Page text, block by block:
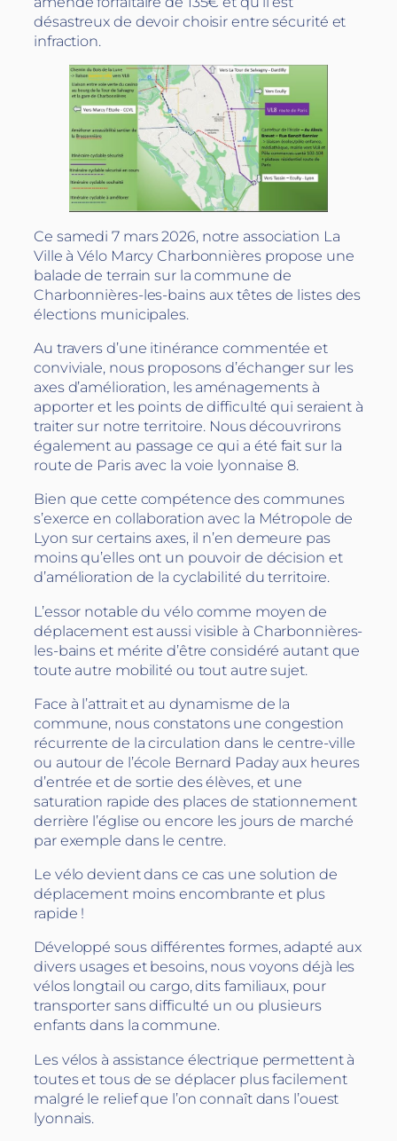
désastreux de devoir choisir entre sécurité et
infraction.
Ce samedi 7 mars 2026, notre association La
Ville à Vélo Marcy Charbonnières propose une
balade de terrain sur la commune de
Charbonnières-les-bains aux têtes de listes des
élections municipales.
Au travers d’une itinérance commentée et
conviviale, nous proposons d’échanger sur les
axes d’amélioration, les aménagements à
apporter et les points de difficulté qui seraient à
traiter sur notre territoire. Nous découvrirons
également au passage ce qui a été fait sur la
route de Paris avec la voie lyonnaise 8.
Bien que cette compétence des communes
s’exerce en collaboration avec la Métropole de
Lyon sur certains axes, il n’en demeure pas
moins qu’elles ont un pouvoir de décision et
d’amélioration de la cyclabilité du territoire.
L’essor notable du vélo comme moyen de
déplacement est aussi visible à Charbonnières-
les-bains et mérite d’être considéré autant que
toute autre mobilité ou tout autre sujet.
Face à l’attrait et au dynamisme de la
commune, nous constatons une congestion
récurrente de la circulation dans le centre-ville
ou autour de l’école Bernard Paday aux heures
d’entrée et de sortie des élèves, et une
saturation rapide des places de stationnement
derrière l’église ou encore les jours de marché
par exemple dans le centre.
Le vélo devient dans ce cas une solution de
déplacement moins encombrante et plus
rapide !
Développé sous différentes formes, adapté aux
divers usages et besoins, nous voyons déjà les
vélos longtail ou cargo, dits familiaux, pour
transporter sans difficulté un ou plusieurs
enfants dans la commune.
Les vélos à assistance électrique permettent à
toutes et tous de se déplacer plus facilement
malgré le relief que l’on connaît dans l’ouest
lyonnais.